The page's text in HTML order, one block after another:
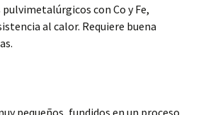
con Co y Fe,
al calor. Requiere buena
pequeños, fundidos en un proceso